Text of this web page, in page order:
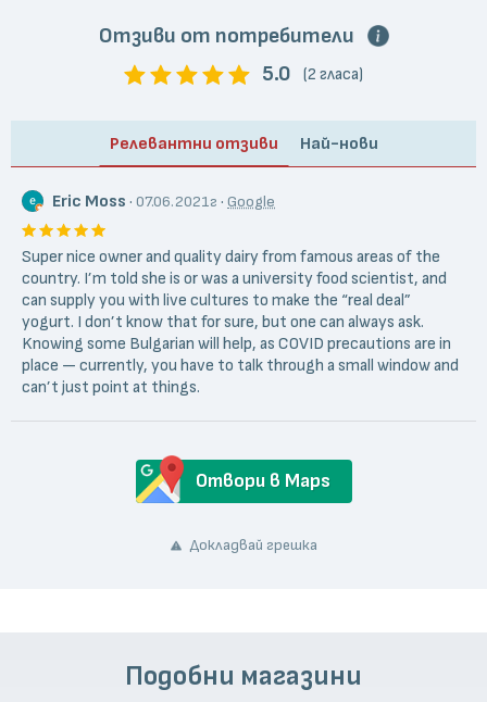
Отзиви от потребители
5.0
(2 гласа)
Релевантни отзиви Най-нови
Eric Moss · 07.06.2021г · Google
Super nice owner and quality dairy from famous areas of the
country. I’m told she is or was a university food scientist, and
can supply you with live cultures to make the “real deal”
yogurt. I don’t know that for sure, but one can always ask.
Knowing some Bulgarian will help, as COVID precautions are in
place — currently, you have to talk through a small window and
can’t just point at things.
Отвори в Maps
Докладвай грешка
Подобни магазини